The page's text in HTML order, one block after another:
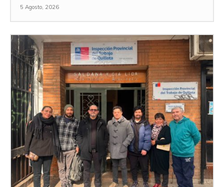
5 Agosto, 2026